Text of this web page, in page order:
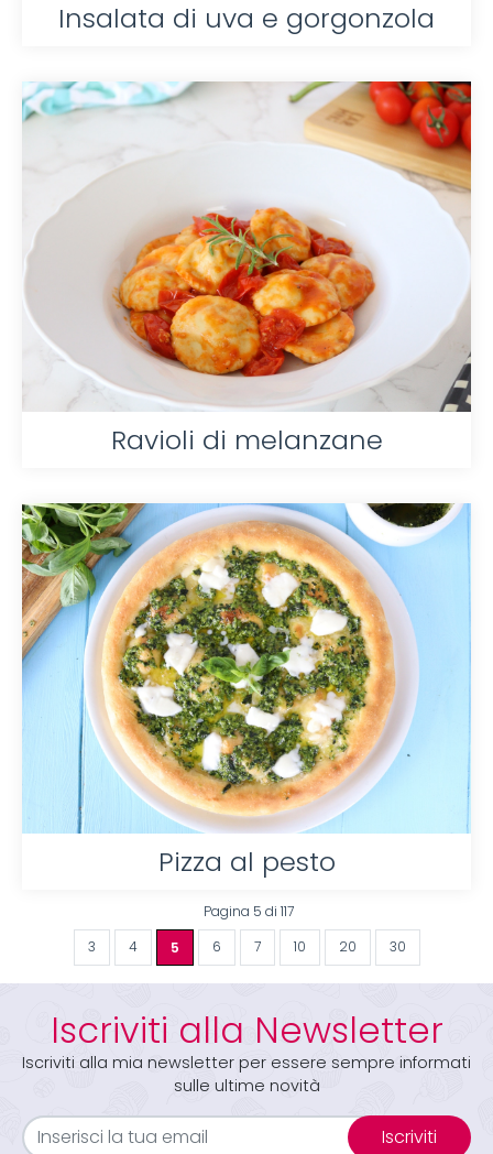
Insalata di uva e gorgonzola
Ravioli di melanzane
Pizza al pesto
Pagina 5 di 117
3 4 5 6 7 10 20 30
Iscriviti alla Newsletter
Iscriviti alla mia newsletter per essere sempre informati
sulle ultime novità
Iscriviti